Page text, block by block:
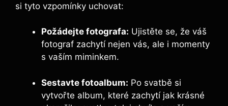
si tyto vzpomínky⁣ uchovat:
Požádejte fotografa: Ujistěte se, že ⁣váš
fotograf zachytí nejen vás, ale⁤ i​ momenty
s vaším ⁣miminkem.
Sestavte fotoalbum: Po svatbě ‌si
vytvořte album, které zachytí⁤ jak krásné